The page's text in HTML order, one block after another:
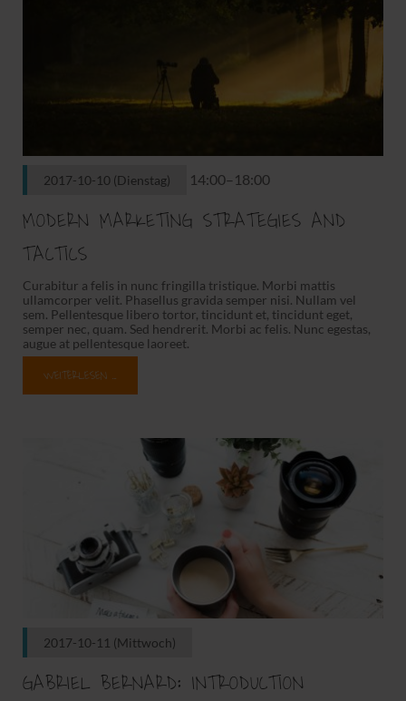
2017-10-10 (Dienstag) 14:00–18:00
MODERN MARKETING STRATEGIES AND
TACTICS
Curabitur a felis in nunc fringilla tristique. Morbi mattis
ullamcorper velit. Phasellus gravida semper nisi. Nullam vel
sem. Pellentesque libero tortor, tincidunt et, tincidunt eget,
semper nec, quam. Sed hendrerit. Morbi ac felis. Nunc egestas,
augue at pellentesque laoreet.
WEITERLESEN …
2017-10-11 (Mittwoch)
GABRIEL BERNARD: INTRODUCTION